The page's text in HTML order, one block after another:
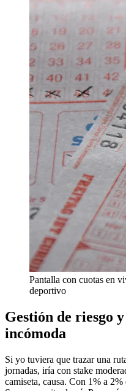
Pantalla con cuotas en
deportivo
Gestión de riesgo
incómoda
Si yo tuviera que trazar una
jornadas, iría con stake
camiseta, causa. Con 1% a